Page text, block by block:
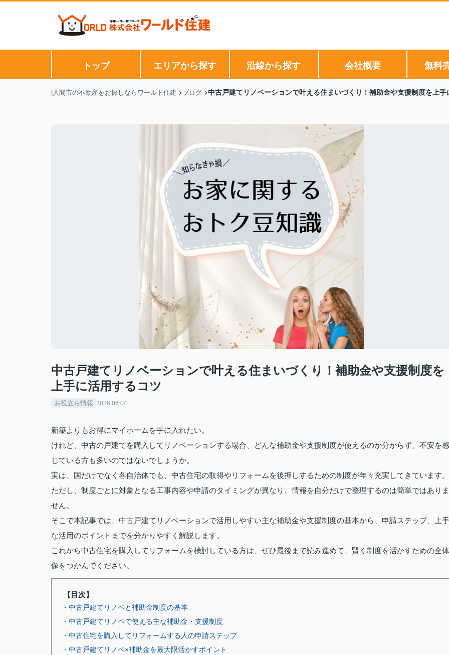
トップ エリアから探す 沿線から探す 会社概要 無料
|入間市の不動産をお探しならワールド住建 ブログ 中古戸建てリノベーションで叶える住まいづくり！補助金や支援制度を上手
中古戸建てリノベーションで叶える住まいづくり！補助金や支援制度を
上手に活用するコツ
お役立ち情報 2026.06.04
新築よりもお得にマイホームを手に入れたい。
けれど、中古の戸建てを購入してリノベーションする場合、どんな補助金や支援制度が使えるのか分からず、不安を感
じている方も多いのではないでしょうか。
実は、国だけでなく各自治体でも、中古住宅の取得やリフォームを後押しするための制度が年々充実してきています。
ただし、制度ごとに対象となる工事内容や申請のタイミングが異なり、情報を自分だけで整理するのは簡単ではありま
せん。
そこで本記事では、中古戸建てリノベーションで活用しやすい主な補助金や支援制度の基本から、申請ステップ、上手
な活用のポイントまでを分かりやすく解説します。
これから中古住宅を購入してリフォームを検討している方は、ぜひ最後まで読み進めて、賢く制度を活かすための全体
像をつかんでください。
【目次】
・中古戸建てリノベと補助金制度の基本
・中古戸建てリノベで使える主な補助金・支援制度
・中古住宅を購入してリフォームする人の申請ステップ
・中古戸建てリノベ×補助金を最大限活かすポイント